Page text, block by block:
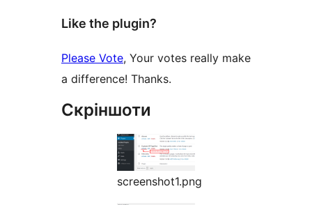
Like the plugin?
Please Vote, Your votes really make
a difference! Thanks.
Скріншоти
screenshot1.png